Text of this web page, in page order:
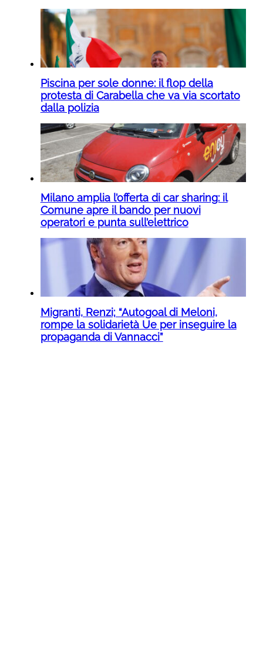
Piscina per sole donne: il flop della
protesta di Carabella che va via scortato
dalla polizia
Milano amplia l’offerta di car sharing: il
Comune apre il bando per nuovi
operatori e punta sull’elettrico
Migranti, Renzi; “Autogoal di Meloni,
rompe la solidarietà Ue per inseguire la
propaganda di Vannacci”